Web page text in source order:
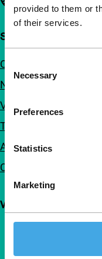
provided to them or
of their services.
Consent
Selection
Necessary
Preferences
Statistics
Marketing
Snel naar
Over ons
Nieuwsbrieven
Veelgestelde vragen
Toegankelijkheid
Adverteren
Contact
Volg IFFR